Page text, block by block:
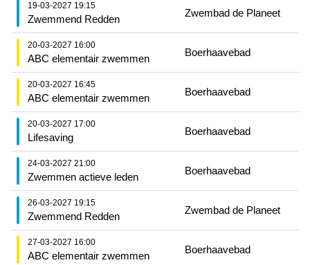
19-03-2027 19:15
Zwemmend Redden
Zwembad de Planeet
20-03-2027 16:00
ABC elementair zwemmen
Boerhaavebad
20-03-2027 16:45
ABC elementair zwemmen
Boerhaavebad
20-03-2027 17:00
Lifesaving
Boerhaavebad
24-03-2027 21:00
Zwemmen actieve leden
Boerhaavebad
26-03-2027 19:15
Zwemmend Redden
Zwembad de Planeet
27-03-2027 16:00
ABC elementair zwemmen
Boerhaavebad